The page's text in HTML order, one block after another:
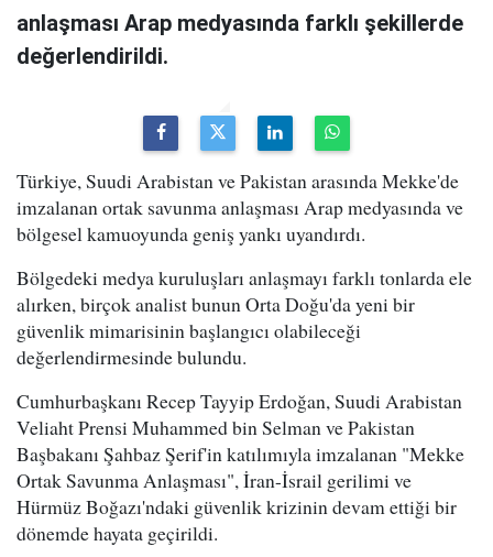
anlaşması Arap medyasında farklı şekillerde
değerlendirildi.
Türkiye, Suudi Arabistan ve Pakistan arasında Mekke'de
imzalanan ortak savunma anlaşması Arap medyasında ve
bölgesel kamuoyunda geniş yankı uyandırdı.
Bölgedeki medya kuruluşları anlaşmayı farklı tonlarda ele
alırken, birçok analist bunun Orta Doğu'da yeni bir
güvenlik mimarisinin başlangıcı olabileceği
değerlendirmesinde bulundu.
Cumhurbaşkanı Recep Tayyip Erdoğan, Suudi Arabistan
Veliaht Prensi Muhammed bin Selman ve Pakistan
Başbakanı Şahbaz Şerif'in katılımıyla imzalanan "Mekke
Ortak Savunma Anlaşması", İran-İsrail gerilimi ve
Hürmüz Boğazı'ndaki güvenlik krizinin devam ettiği bir
dönemde hayata geçirildi.